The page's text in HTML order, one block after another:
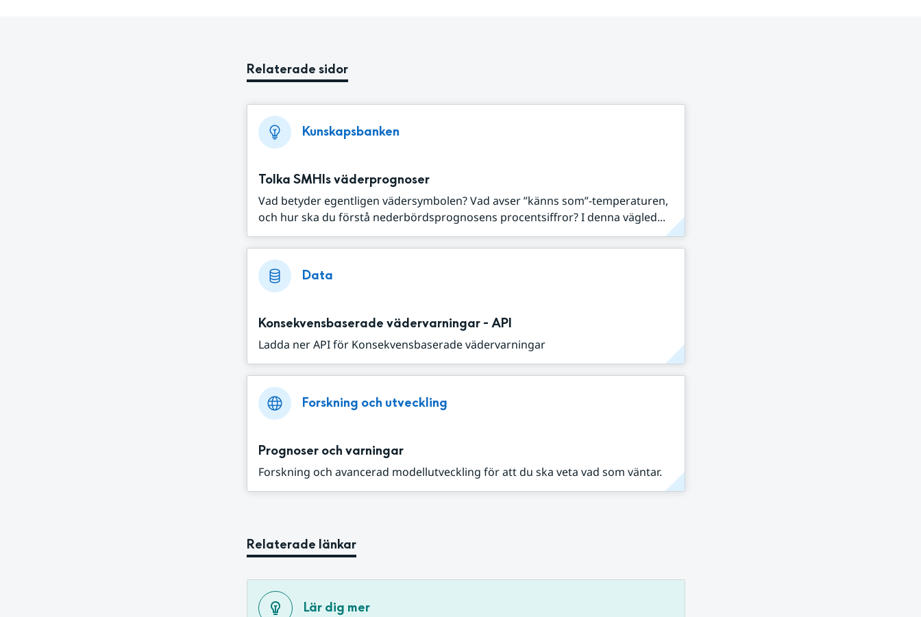
Relaterade sidor
Kunskapsbanken
Tolka SMHIs väderprognoser
Vad betyder egentligen vädersymbolen? Vad avser ”känns som”-temperaturen,
och hur ska du förstå nederbördsprognosens procentsiffror? I denna vägled...
Data
Konsekvensbaserade vädervarningar - API
Ladda ner API för Konsekvensbaserade vädervarningar
Forskning och utveckling
Prognoser och varningar
Forskning och avancerad modellutveckling för att du ska veta vad som väntar.
Relaterade länkar
Lär dig mer